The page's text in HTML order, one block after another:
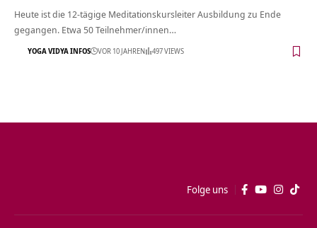
Heute ist die 12-tägige Meditationskursleiter Ausbildung zu Ende
gegangen. Etwa 50 Teilnehmer/innen…
YOGA VIDYA INFOS VOR 10 JAHREN 497 VIEWS
Folge uns